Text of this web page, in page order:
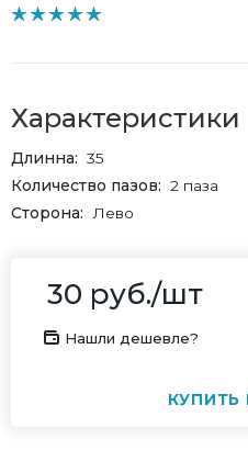
Характеристики
Длинна
35
Количество пазов
2 паза
Сторона
Лево
30 руб./шт
Нашли дешевле?
КУПИТЬ